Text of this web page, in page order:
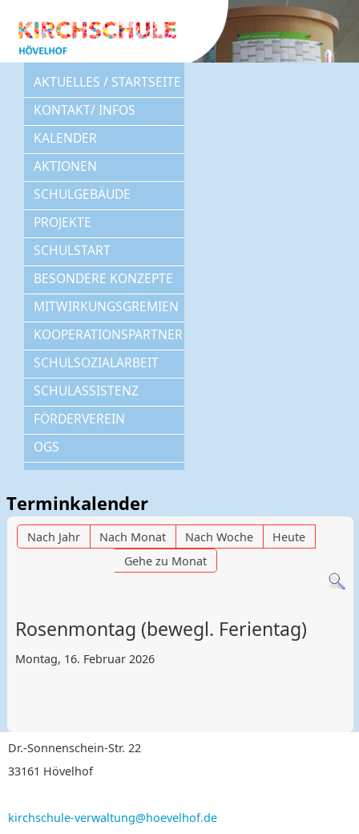
AKTUELLES / STARTSEITE
KONTAKT/ INFOS
KALENDER
AKTIONEN
SCHULGEBÄUDE
PROJEKTE
SCHULSTART
BESONDERE KONZEPTE
MITWIRKUNGSGREMIEN
KOOPERATIONSPARTNER
SCHULSOZIALARBEIT
SCHULASSISTENZ
FÖRDERVEREIN
OGS
Terminkalender
Nach Jahr Nach Monat Nach Woche
Heute
Gehe zu Monat
Rosenmontag (bewegl. Ferientag)
Montag, 16. Februar 2026
Dr.-Sonnenschein-Str. 22
33161 Hövelhof
kirchschule-verwaltung@hoevelhof.de